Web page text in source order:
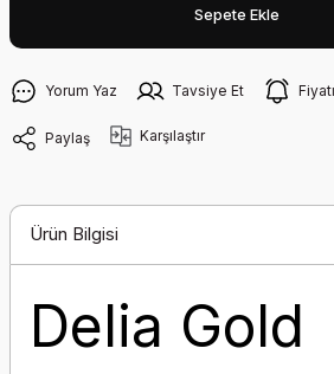
Sepete Ekle
Yorum Yaz Tavsiye Et
Paylaş Karşılaştır
Ürün Bilgisi
Delia Gold